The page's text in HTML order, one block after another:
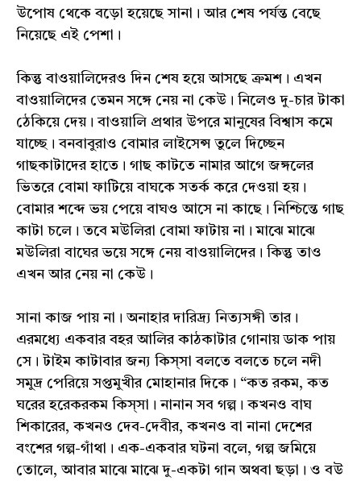
উপোষ থেকে বড়ো হয়েছে সানা। আর শেষ পর্যন্ত বেছে
নিয়েছে এই পেশা।
কিন্তু বাওয়ালিদেরও দিন শেষ হয়ে আসছে ক্রমশ। এখন
বাওয়ালিদের তেমন সঙ্গে নেয় না কেউ। নিলেও দু-চার টাকা
ঠেকিয়ে দেয়। বাওয়ালি প্রথার উপরে মানুষের বিশ্বাস কমে
যাচ্ছে। বনবাবুরাও বোমার লাইসেন্স তুলে দিচ্ছেন
গাছকাটাদের হাতে। গাছ কাটতে নামার আগে জঙ্গলের
ভিতরে বোমা ফাটিয়ে বাঘকে সতর্ক করে দেওয়া হয়।
বোমার শব্দে ভয় পেয়ে বাঘও আসে না কাছে। নিশ্চিন্তে গাছ
কাটা চলে। তবে মউলিরা বোমা ফাটায় না। মাঝে মাঝে
মউলিরা বাঘের ভয়ে সঙ্গে নেয় বাওয়ালিদের। কিন্তু তাও
এখন আর নেয় না কেউ।
সানা কাজ পায় না। অনাহার দারিদ্র্য নিত্যসঙ্গী তার।
এরমধ্যে একবার বহর আলির কাঠকাটার গোনায় ডাক পায়
সে। টাইম কাটাবার জন্য কিস্‌সা বলতে বলতে চলে নদী
সমুদ্র পেরিয়ে সপ্তমুখীর মোহানার দিকে। “কত রকম, কত
ঘরের হরেকরকম কিস্‌সা। নানান সব গল্প। কখনও বাঘ
শিকারের, কখনও দেব-দেবীর, কখনও বা নানা দেশের
বংশের গল্প-গাঁথা। এক-একবার ঘটনা বলে, গল্প জমিয়ে
তোলে, আবার মাঝে মাঝে দু-একটা গান অথবা ছড়া। ও বউ